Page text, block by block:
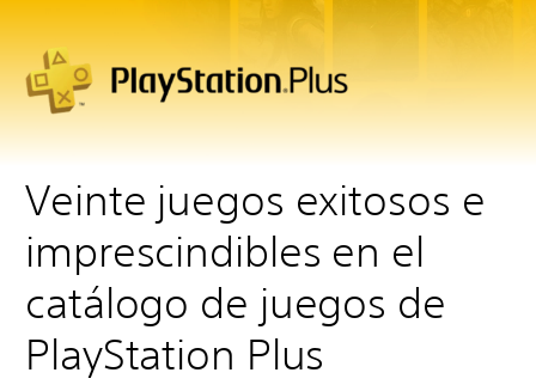
Veinte juegos exitosos e
imprescindibles en el
catálogo de juegos de
PlayStation Plus